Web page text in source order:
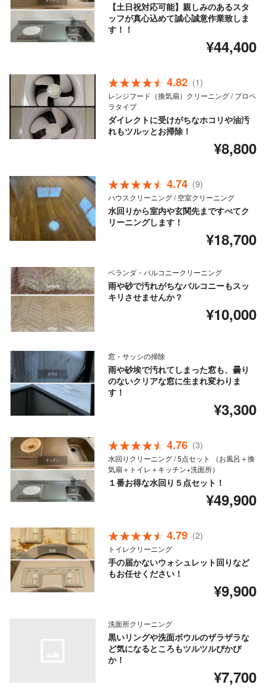
【土日祝対応可能】親しみのあるスタ
ッフが真心込めて誠心誠意作業致しま
す！！
¥44,400
4.82 (1)
レンジフード（換気扇）クリーニング / プロペ
ラタイプ
ダイレクトに受けがちなホコリや油汚
れもツルッとお掃除！
¥8,800
4.74 (9)
ハウスクリーニング / 空室クリーニング
水回りから室内や玄関先まですべてク
リーニングします！
¥18,700
ベランダ・バルコニークリーニング
雨や砂で汚れがちなバルコニーもスッ
キリさせませんか？
¥10,000
窓・サッシの掃除
雨や砂埃で汚れてしまった窓も、曇り
のないクリアな窓に生まれ変わりま
す！
¥3,300
4.76 (3)
水回りクリーニング / 5点セット （お風呂＋換
気扇＋トイレ＋キッチン+洗面所）
１番お得な水回り５点セット！
¥49,900
4.79 (2)
トイレクリーニング
手の届かないウォシュレット回りなど
もお任せください！
¥9,900
洗面所クリーニング
黒いリングや洗面ボウルのザラザラな
ど気になるところもツルツルぴかぴ
か！
¥7,700